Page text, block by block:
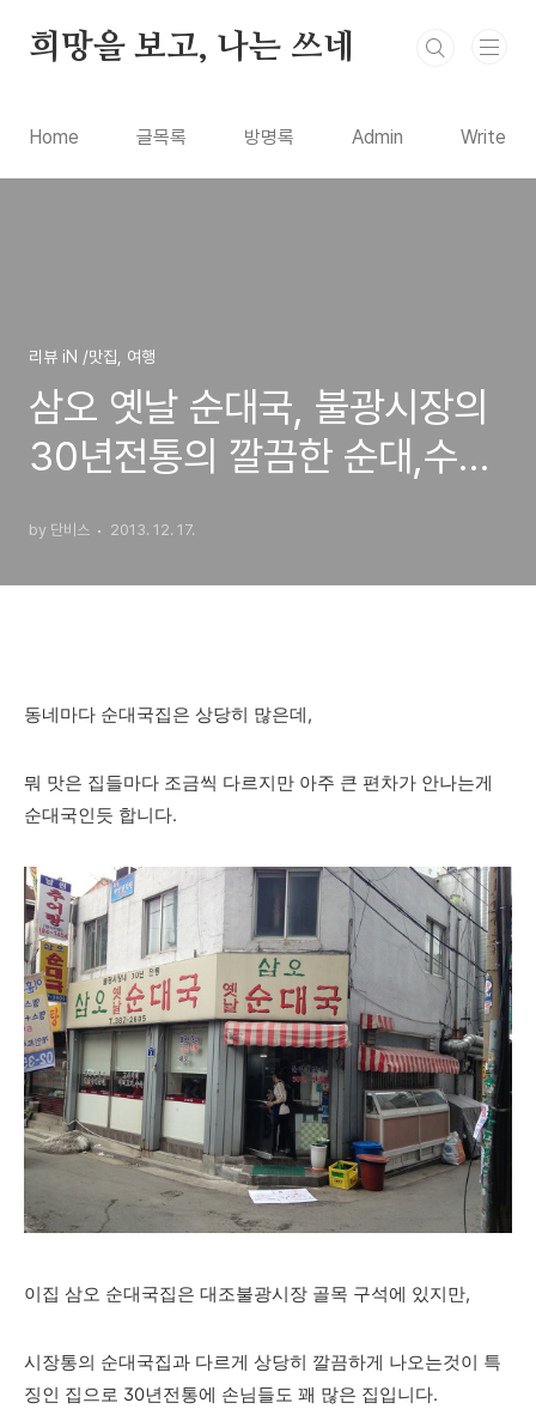
희망을 보고, 나는 쓰네
Home 글목록 방명록 Admin Write
리뷰 iN /맛집, 여행
삼오 옛날 순대국, 불광시장의
30년전통의 깔끔한 순대,수육,
by 단비스 2013. 12. 17.
동네마다 순대국집은 상당히 많은데,
뭐 맛은 집들마다 조금씩 다르지만 아주 큰 편차가 안나는게
순대국인듯 합니다.
이집 삼오 순대국집은 대조불광시장 골목 구석에 있지만,
시장통의 순대국집과 다르게 상당히 깔끔하게 나오는것이 특
징인 집으로 30년전통에 손님들도 꽤 많은 집입니다.